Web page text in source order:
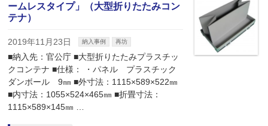
ームレスタイプ」（大型折りたたみコン
テナ）
2019年11月23日 納入事例 再坊
■納入先：官公庁 ■大型折りたたみプラスチッ
クコンテナ ■仕様： ・パネル プラスチック
ダンボール 9㎜ ■外寸法：1115×589×522㎜
■内寸法：1055×524×465㎜ ■折畳寸法：
1115×589×145㎜ …